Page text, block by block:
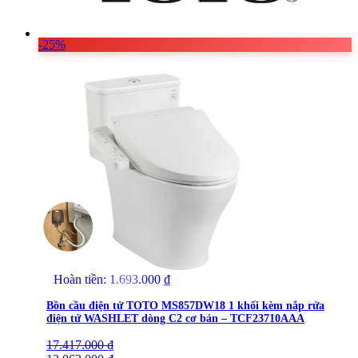
-25%
Hoàn tiền: 1.693.000 ₫
Bồn cầu điện tử TOTO MS857DW18 1 khối kèm nắp rửa
điện tử WASHLET dòng C2 cơ bản – TCF23710AAA
17.417.000₫
Giá
Giá